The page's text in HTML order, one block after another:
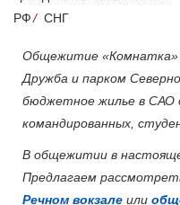
РФ/ СНГ
Общежитие «Комнатка»
Дружба и парком
бюджетное жилье в САО
командированных,
В общежитии в
Предлагаем
Речном вокзале или